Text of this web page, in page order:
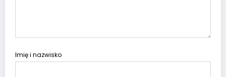
Imię i nazwisko